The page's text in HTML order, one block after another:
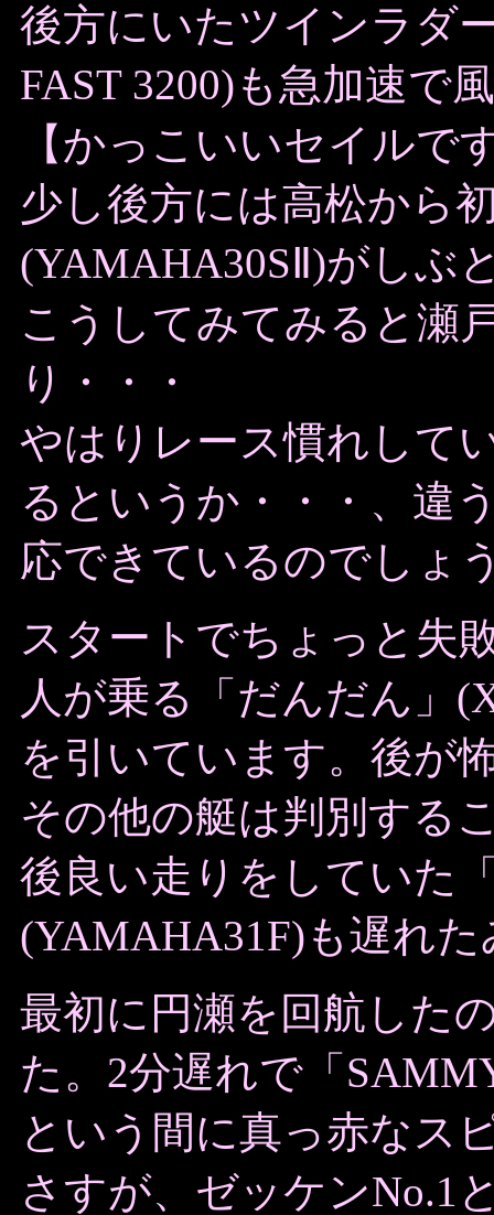
後方にいたツインラダ
FAST 3200)も急加速で
【かっこいいセイルで
少し後方には高松から
(YAMAHA30SⅡ)がしぶ
こうしてみてみると瀬
り・・・
やはりレース慣れして
るというか・・・、違
応できているのでしょ
スタートでちょっと失
人が乗る「だんだん」
を引いています。後が
その他の艇は判別する
後良い走りをしていた
(YAMAHA31F)も遅れ
最初に円瀬を回航した
た。2分遅れで「
という間に真っ赤なス
さすが、 ゼッケンNo.1